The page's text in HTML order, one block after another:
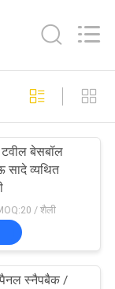
टवील बेसबॉल
सादे व्यथित
/ शैली
पैनल स्नैपबैक /